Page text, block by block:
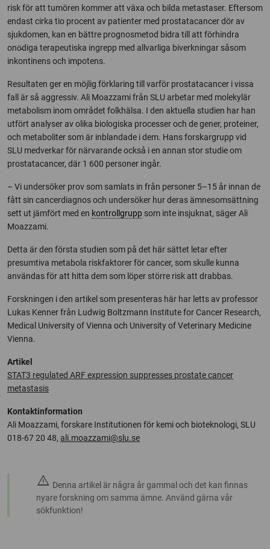
risk för att tumören kommer att växa och bilda metastaser. Eftersom
endast cirka tio procent av patienter med prostatacancer dör av
sjukdomen, kan en bättre prognosmetod bidra till att förhindra
onö̵̵diga terapeutiska ingrepp med allvarliga biverkningar såsom
inkontinens och impotens.
Resultaten ger en möjlig förklaring till varför prostatacancer i vissa
fall är så aggressiv. Ali Moazzami från SLU arbetar med molekylär
metabolism inom området folkhälsa. I den aktuella studien har han
utfört analyser av olika biologiska processer och de gener, proteiner,
och metaboliter som är inblandade i dem. Hans forskargrupp vid
SLU medverkar för närvarande också i en annan stor studie om
prostatacancer, där 1 600 personer ingår.
– Vi undersöker prov som samlats in från personer 5–15 år innan de
fått sin cancerdiagnos och undersöker hur deras ämnesomsättning
sett ut jämfört med en kontrollgrupp som inte insjuknat, säger Ali
Moazzami.
Detta är den första studien som på det här sättet letar efter
presumtiva metabola riskfaktorer för cancer, som skulle kunna
användas för att hitta dem som löper större risk att drabbas.
Forskningen i den artikel som presenteras här har letts av professor
Lukas Kenner från Ludwig Boltzmann Institute for Cancer Research,
Medical University of Vienna och University of Veterinary Medicine
Vienna.
Artikel
STAT3 regulated ARF expression suppresses prostate cancer
metastasis
Kontaktinformation
Ali Moazzami, forskare Institutionen för kemi och bioteknologi, SLU
018-67 20 48, ali.moazzami@slu.se
warning Denna artikel är några år gammal och det kan finnas
nyare forskning om samma ämne. Använd gärna vår
sökfunktion!